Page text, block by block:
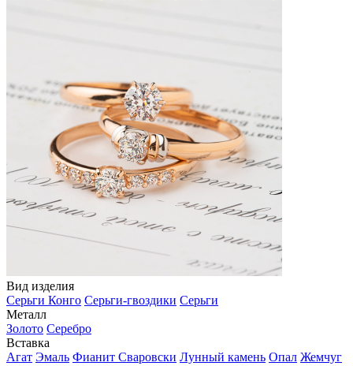
Вид изделия
Серьги Конго Серьги-гвоздики Серьги
Металл
Золото Серебро
Вставка
Агат Эмаль Фианит Сваровски Лунный камень Опал Жемчуг